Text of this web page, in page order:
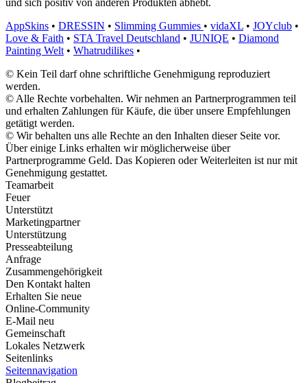
und sich positiv von anderen Produkten abhebt.
AppSkins • DRESSIN • Slimming Gummies • vidaXL • JOYclub •
Love & Faith • STA Travel Deutschland • JUNIQE • Diamond
Painting Welt • Whatrudilikes •
© Kein Teil darf ohne schriftliche Genehmigung reproduziert
werden.
© Alle Rechte vorbehalten. Wir nehmen an Partnerprogrammen teil
und erhalten Zahlungen für Käufe, die über unsere Empfehlungen
getätigt werden.
© Wir behalten uns alle Rechte an den Inhalten dieser Seite vor.
Über einige Links erhalten wir möglicherweise über
Partnerprogramme Geld. Das Kopieren oder Weiterleiten ist nur mit
Genehmigung gestattet.
Teamarbeit
Feuer
Unterstützt
Marketingpartner
Unterstützung
Presseabteilung
Anfrage
Zusammengehörigkeit
Den Kontakt halten
Erhalten Sie neue
Online-Community
E-Mail neu
Gemeinschaft
Lokales Netzwerk
Seitenlinks
Seitennavigation